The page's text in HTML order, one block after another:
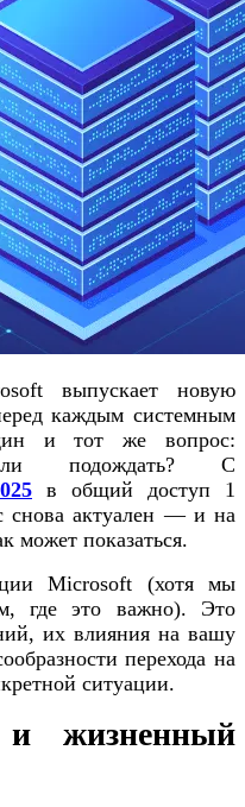
выпускает новую
каждым системным
и тот же вопрос:
подождать? С
в общий доступ 1
снова актуален — и на
может показаться.
Microsoft (хотя мы
где это важно). Это
их влияния на вашу
перехода на
ситуации.
жизненный